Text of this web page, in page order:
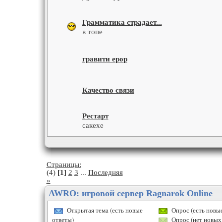
Грамматика страдает...
в топе
гравити ерор
Качество связи
Рестарт
сакехе
Страницы:
(4) [1] 2 3 ... Последняя
»
AWRO: игровой сервер Ragnarok Online
Открытая тема (есть новые
ответы)
Опрос (есть
Опрос (нет новых